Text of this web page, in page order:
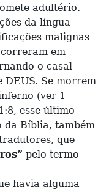
adultério.
da língua
malignas
em
o casal
DEUS. Se morrem
(ver 1
esse último
da Bíblia, também
que
pelo termo
havia alguma